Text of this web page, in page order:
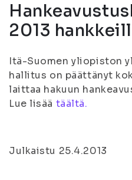
2013
Itä-Suomen yliopiston
hallitus on päättänyt
laittaa hakuun
Lue lisää täältä.
Julkaistu 25.4.2013